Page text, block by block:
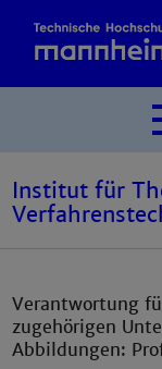
Institut für
Verantwortung
zugehörigen
Abbildungen: